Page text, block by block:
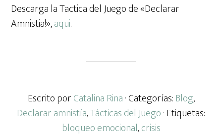
Descarga la Tactica del Juego de «Declarar
Amnistia!»,aqui.
Escrito porCatalina Rina· Categorías: Blog,
Declarar amnistía,Tácticas del Juego· Etiquetas:
bloqueo emocional,crisis